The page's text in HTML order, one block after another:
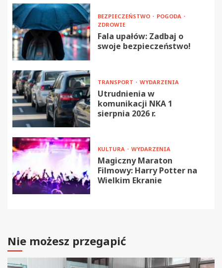
BEZPIECZEŃSTWO
POGODA
ZDROWIE
Fala upałów: Zadbaj o
swoje bezpieczeństwo!
TRANSPORT WYDARZENIA
Utrudnienia w
komunikacji NKA 1
sierpnia 2026 r.
KULTURA WYDARZENIA
Magiczny Maraton
Filmowy: Harry Potter na
Wielkim Ekranie
Nie możesz przegapić